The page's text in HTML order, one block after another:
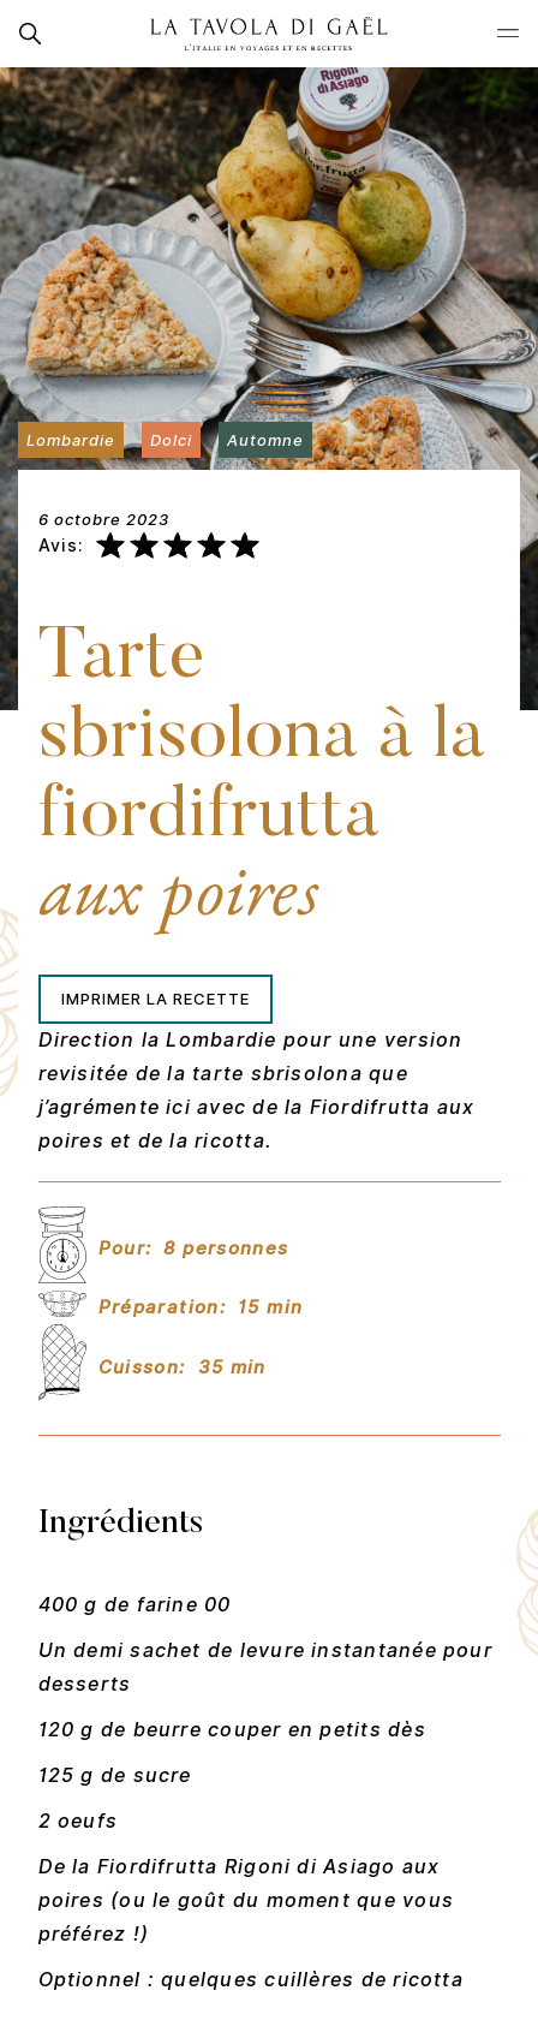
content
La
Tavola
di
Gaël
Rechercher
Lombardie Dolci Automne
6 octobre 2023
Avis:
Tarte
sbrisolona à la
fiordifrutta
aux poires
IMPRIMER LA RECETTE
Direction la Lombardie pour une version
revisitée de la tarte sbrisolona que
j’agrémente ici avec de la Fiordifrutta aux
poires et de la ricotta.
Pour: 8 personnes
Préparation: 15 min
Cuisson: 35 min
Ingrédients
400 g de farine 00
Un demi sachet de levure instantanée pour
desserts
120 g de beurre couper en petits dès
125 g de sucre
2 oeufs
De la Fiordifrutta Rigoni di Asiago aux
poires (ou le goût du moment que vous
préférez !)
Optionnel : quelques cuillères de ricotta